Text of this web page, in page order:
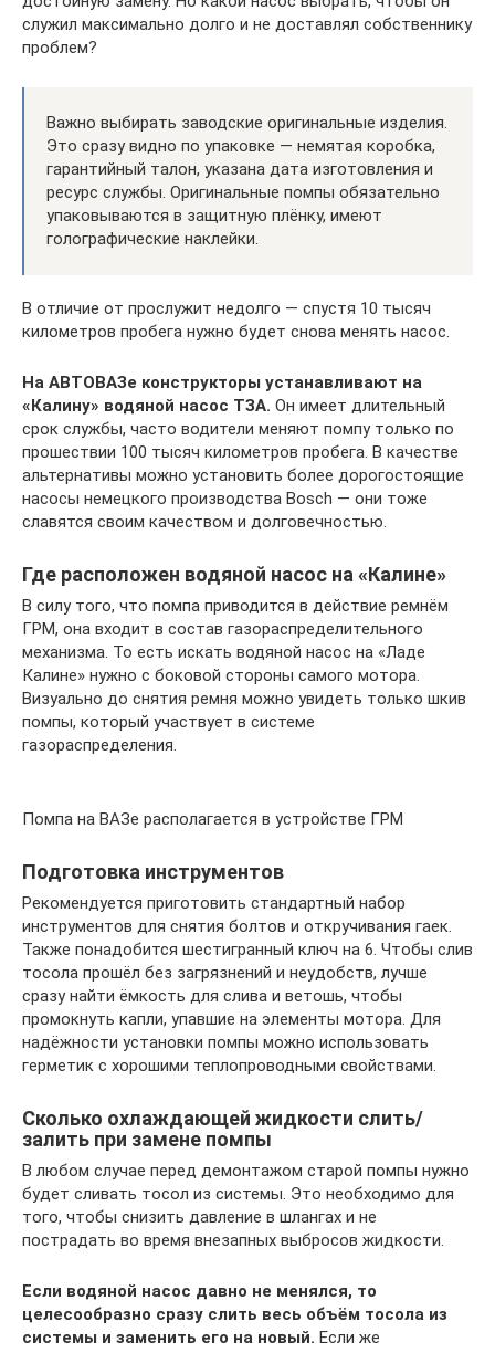
служил максимально долго и не доставлял собственнику
проблем?
Важно выбирать заводские оригинальные изделия.
Это сразу видно по упаковке — немятая коробка,
гарантийный талон, указана дата изготовления и
ресурс службы. Оригинальные помпы обязательно
упаковываются в защитную плёнку, имеют
голографические наклейки.
В отличие от прослужит недолго — спустя 10 тысяч
километров пробега нужно будет снова менять насос.
На АВТОВАЗе конструкторы устанавливают на
«Калину» водяной насос ТЗА. Он имеет длительный
срок службы, часто водители меняют помпу только по
прошествии 100 тысяч километров пробега. В качестве
альтернативы можно установить более дорогостоящие
насосы немецкого производства Bosch — они тоже
славятся своим качеством и долговечностью.
Где расположен водяной насос на «Калине»
В силу того, что помпа приводится в действие ремнём
ГРМ, она входит в состав газораспределительного
механизма. То есть искать водяной насос на «Ладе
Калине» нужно с боковой стороны самого мотора.
Визуально до снятия ремня можно увидеть только шкив
помпы, который участвует в системе
газораспределения.
Помпа на ВАЗе располагается в устройстве ГРМ
Подготовка инструментов
Рекомендуется приготовить стандартный набор
инструментов для снятия болтов и откручивания гаек.
Также понадобится шестигранный ключ на 6. Чтобы слив
тосола прошёл без загрязнений и неудобств, лучше
сразу найти ёмкость для слива и ветошь, чтобы
промокнуть капли, упавшие на элементы мотора. Для
надёжности установки помпы можно использовать
герметик с хорошими теплопроводными свойствами.
Сколько охлаждающей жидкости слить/
залить при замене помпы
В любом случае перед демонтажом старой помпы нужно
будет сливать тосол из системы. Это необходимо для
того, чтобы снизить давление в шлангах и не
пострадать во время внезапных выбросов жидкости.
Если водяной насос давно не менялся, то
целесообразно сразу слить весь объём тосола из
системы и заменить его на новый. Если же